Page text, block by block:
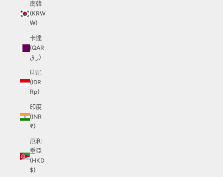
南韓
(KRW
₩)
卡達
(QAR
ر.ق)
印尼
(IDR
Rp)
印度
(INR
₹)
厄利
垂亞
(HKD
$)